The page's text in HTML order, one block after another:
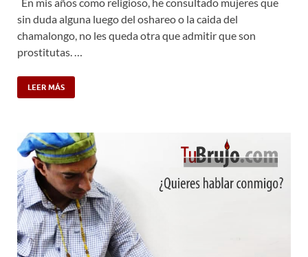
sin duda alguna luego del oshareo o la caida del
chamalongo, no les queda otra que admitir que son
prostitutas. …
LEER MÁS